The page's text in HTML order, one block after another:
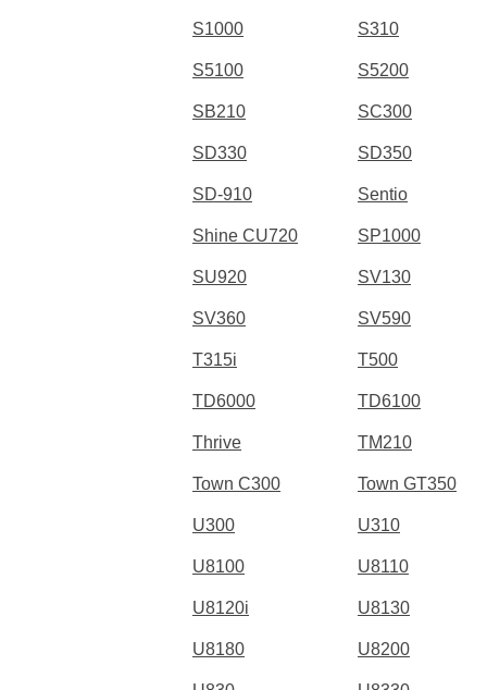
S1000 S310
S5100 S5200
SB210 SC300
SD330 SD350
SD-910 Sentio
Shine CU720 SP1000
SU920 SV130
SV360 SV590
T315i T500
TD6000 TD6100
Thrive TM210
Town C300 Town GT350
U300 U310
U8100 U8110
U8120i U8130
U8180 U8200